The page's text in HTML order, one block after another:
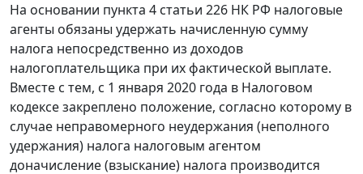
На основании пункта 4 статьи 226 НК РФ налоговые
агенты обязаны удержать начисленную сумму
налога непосредственно из доходов
налогоплательщика при их фактической выплате.
Вместе с тем, с 1 января 2020 года в Налоговом
кодексе закреплено положение, согласно которому в
случае неправомерного неудержания (неполного
удержания) налога налоговым агентом
доначисление (взыскание) налога производится